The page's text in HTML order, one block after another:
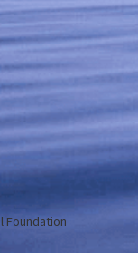
Foundation